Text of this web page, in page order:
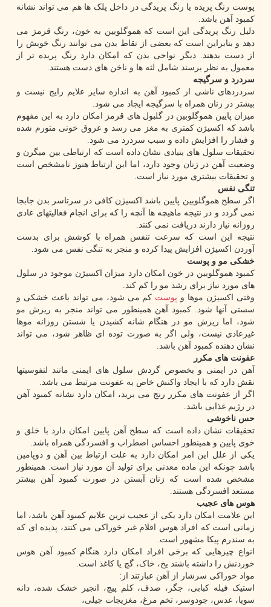
پوست رنگ پریده یا رنگ پریدگی در داخل پلک ها هم می تواند نشانه
کمبود آهن باشد.
دلیل رنگ پریدگی این است که هموگلوبین به خون، رنگ قرمز می
دهد و بنابراین است که بعضی از نقاط بدن می توانند رنگ خویش را
از دست بدهند. دیگر نواحی بدن که امکان دارد رنگ پریده تر از
معمول به نظر برسند شامل لثه ها و ناخن های دست هستند.
سردرد و سرگیجه
سردردهای ناشی از کمبود آهن به اندازه سایر علایم رایج نیست و
بیشتر در زنان همراه با سرگیجه ایجاد می شود.
میزان پایین هموگلوبین در گلبول های قرمز امکان دارد به این مفهوم
باشد که اکسیژن کمتری به مغز می رسد و عروق خونی متورم شده
و فشار را افزایش داده و سبب سردرد می شود.
تحقیقات سلول های بنیادی نشان داده است که ارتباطی بین میگرن و
وضعیت آهن در زنان وجود دارد، اما این ارتباط هنوز نامشخص است
و تحقیقات بیشتری مورد نیاز است.
تنگی نفس
اگر سطح هموگلوبین پایین باشد اکسیژن کافی در سرتاسر بدن جابجا
نمی گردد و در نتیجه ماهیچه ها آنچه را که برای انجام فعالیتهای عادی
روزانه نیاز دارند دریافت نمی کنند.
نتیجه این است که سرعت تنفس همراه با کوشش برای بدست
آوردن اکسیژن افزایش پیدا کرده و منجر به تنگی نفس می شود.
خشکی مو و پوست
کمبود هموگلوبین در خون امکان دارد میزان اکسیژن موجود در سلول
های مورد نیاز برای رشد مو را کم کند.
وقتی اکسیژن موها و پوست کم می شود، می تواند باعث خشکی و
سستی آنها شود. کمبود آهن همینطور می تواند منجر به ریزش مو
شود، اما ریزش مو در هنگام شانه کشیدن یا شستن روزانه موها
غیرعادی نیست، ولی اگر به صورت توده ای ظاهر شود، می تواند
نشان دهنده کمبود آهن باشد.
عفونت های مکرر
آهن در ایمنی و بخصوص گردش سلول های ایمنی مانند لنفوسیتها
نقش دارد که با ایجاد واکنش خاص به عفونت مرتبط می باشد.
اگر از عفونت های مکرر رنج می برید، امکان دارد نشانه کمبود آهن
در رژیم غذایی باشد.
حس ناخوشی
تحقیقات نشان داده است که سطح آهن پایین امکان دارد با خلق و
خوی پایین و همینطور احساس اضطراب و افسردگی همراه باشد.
یکی از علل این امر امکان دارد به علت ارتباط بین آهن و دوپامین
باشد چونکه این ماده معدنی برای تولید آن مورد نیاز است. همینطور
مشخص شده است که زنان آبستن در صورت کمبود آهن بیشتر
مستعد افسردگی هستند.
هوس های عجیب
این علامت امکان دارد یکی از عجیب ترین علایم کمبود آهن باشد، اما
زمانی است که افراد هوس اقلام غیر خوراکی می کنند، پدیده ای که
به سندرم پیکا مشهور است.
انواع چیزهایی که برخی افراد امکان دارد هنگام کمبود آهن هوس
خوردنش را داشته باشند یخ، خاک، گچ یا کاغذ است.
مواد خوراکی سرشار از آهن عبارتند از:
استیک فیله کبابی، جگر، صدف، کلم پیچ، انجیر خشک شده، دانه
سویا، عدس، جودوسر، تخم مرغ، مغزیجات جیلی،